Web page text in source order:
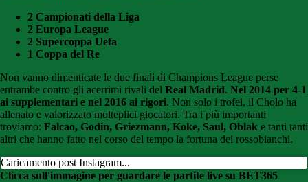
2 Campionati della Liga
2 Europa League
2 Supercoppa Uefa
1 Coppa del Re
Non vanno dimenticate le due finali di Champions League perse
entrambe contro gli acerrimi rivali del Real Madrid. Nel 2014 per 4-1
ai supplementari e nel 2016 ai rigori. Non solo i trofei, il Cholo ha
allenato e valorizzato molteplici giocatori. Tra i più importanti
troviamo: Falcao, Godin, Griezmann, Koke, Saul, Oblak e tanti tanti
altri che hanno fatto nel corso del tempo la fortuna dei rossobianchi.
Caricamento post Instagram...
Clicca sull'immagine per guardare le partite live su BET365